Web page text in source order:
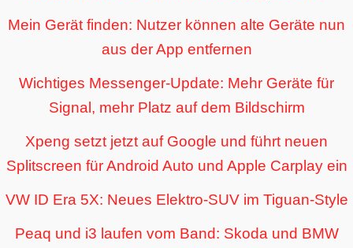
Mein Gerät finden: Nutzer können alte Geräte nun
aus der App entfernen
Wichtiges Messenger-Update: Mehr Geräte für
Signal, mehr Platz auf dem Bildschirm
Xpeng setzt jetzt auf Google und führt neuen
Splitscreen für Android Auto und Apple Carplay ein
VW ID Era 5X: Neues Elektro-SUV im Tiguan-Style
Peaq und i3 laufen vom Band: Skoda und BMW